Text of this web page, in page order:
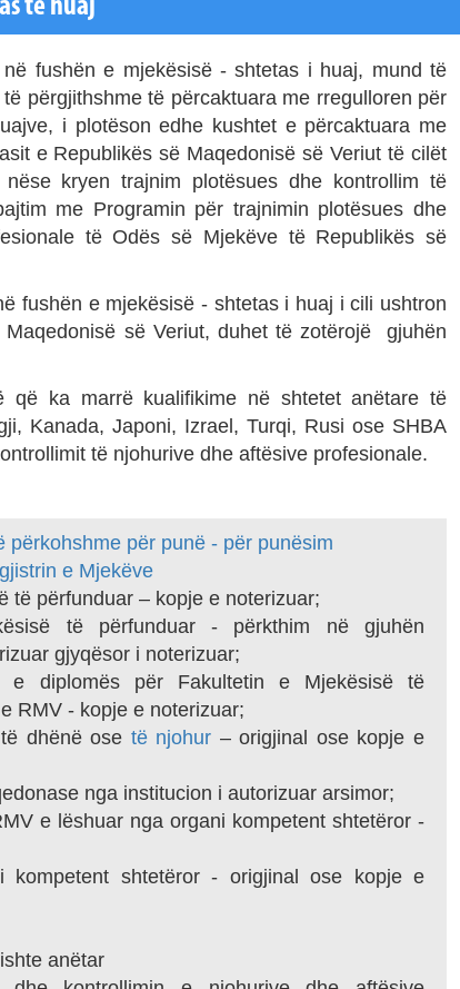
të huaj
fushën e mjekësisë - shtetas i huaj, mund të
përgjithshme të përcaktuara me rregulloren për
i plotëson edhe kushtet e përcaktuara me
e Republikës së Maqedonisë së Veriut të cilët
kryen trajnim plotësues dhe kontrollim të
me Programin për trajnimin plotësues dhe
të Odës së Mjekëve të Republikës së
fushën e mjekësisë - shtetas i huaj i cili ushtron
së Veriut, duhet të zotërojë gjuhën
që ka marrë kualifikime në shtetet anëtare të
Kanada, Japoni, Izrael, Turqi, Rusi ose SHBA
të njohurive dhe aftësive profesionale.
për punë - për punësim
e Mjekëve
të përfunduar – kopje e noterizuar;
të përfunduar - përkthim në gjuhën
gjyqësor i noterizuar;
e diplomës për Fakultetin e Mjekësisë të
RMV - kopje e noterizuar;
dhënë ose të njohur – origjinal ose kopje e
nga institucion i autorizuar arsimor;
e lëshuar nga organi kompetent shtetëror -
shtetëror - origjinal ose kopje e
anëtar